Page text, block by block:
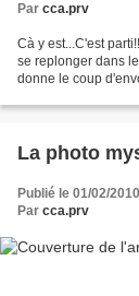
Par cca.prv
Cà y est...C'est
se replonger dans
donne le coup
La photo
Publié le 01/02/
Par cca.prv